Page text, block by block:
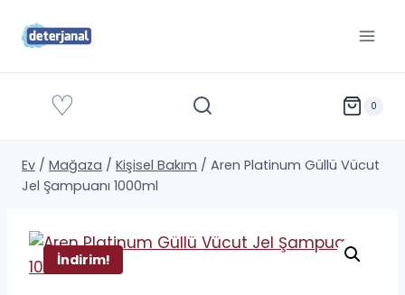
geç
♡ 0
Ev / Mağaza / Kişisel Bakım / Aren Platinum Güllü Vücut
Jel Şampuanı 1000ml
İndirim!